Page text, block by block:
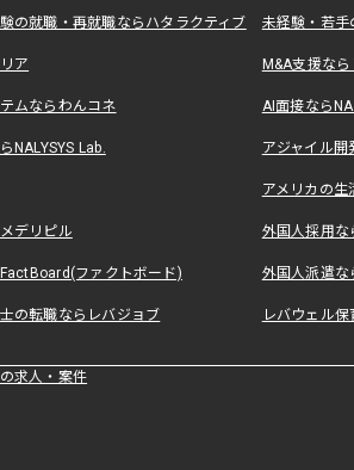
の就職・再就職ならハタラクティブ 未経験・若手
ア M&A支援な
ムならわんコネ AI面接なら
NALYSYS Lab. アジャイル
アメリカの
デリピル 外国人採用
ファクトボード) 外国人派遣な
の転職ならレバジョブ レバウェル
求人・案件